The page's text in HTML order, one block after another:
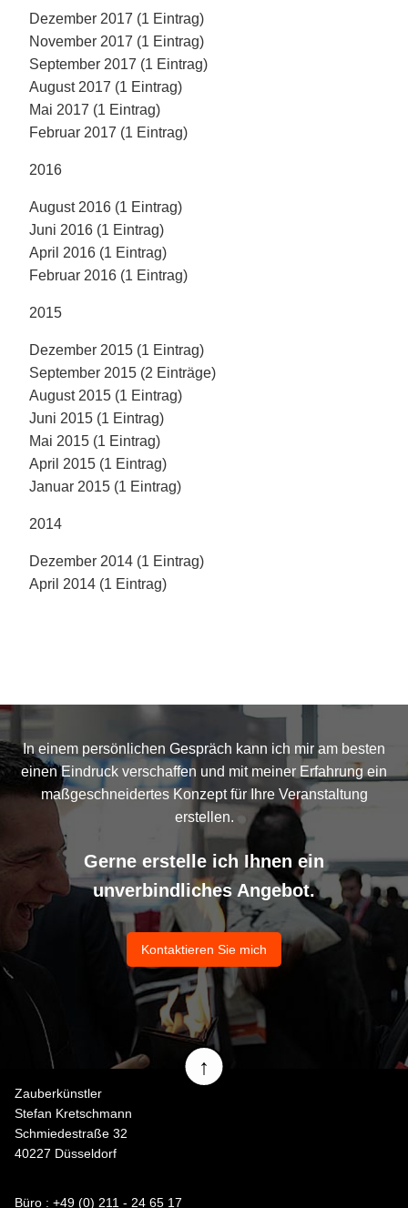
Dezember 2017 (1 Eintrag)
November 2017 (1 Eintrag)
September 2017 (1 Eintrag)
August 2017 (1 Eintrag)
Mai 2017 (1 Eintrag)
Februar 2017 (1 Eintrag)
2016
August 2016 (1 Eintrag)
Juni 2016 (1 Eintrag)
April 2016 (1 Eintrag)
Februar 2016 (1 Eintrag)
2015
Dezember 2015 (1 Eintrag)
September 2015 (2 Einträge)
August 2015 (1 Eintrag)
Juni 2015 (1 Eintrag)
Mai 2015 (1 Eintrag)
April 2015 (1 Eintrag)
Januar 2015 (1 Eintrag)
2014
Dezember 2014 (1 Eintrag)
April 2014 (1 Eintrag)
In einem persönlichen Gespräch kann ich mir am besten
einen Eindruck verschaffen und mit meiner Erfahrung ein
maßgeschneidertes Konzept für Ihre Veranstaltung
erstellen.
Gerne erstelle ich Ihnen ein
unverbindliches Angebot.
Kontaktieren Sie mich
↑
Zauberkünstler
Stefan Kretschmann
Schmiedestraße 32
40227 Düsseldorf
Büro : +49 (0) 211 - 24 65 17